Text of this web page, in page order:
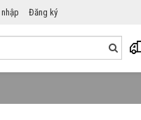
Đăng ký